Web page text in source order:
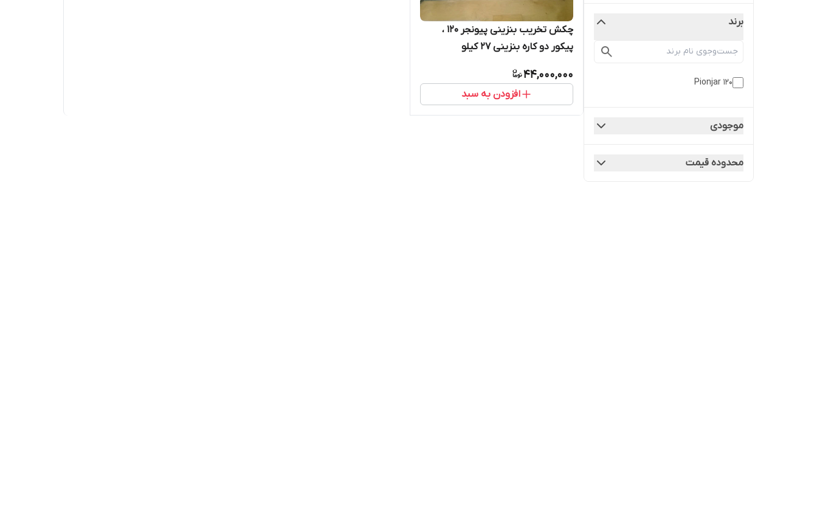
برند
Pionjar 120
موجودی
محدوده قیمت
چکش تخریب بنزینی پیونجر 120 ،
پیکور دو کاره بنزینی 27 کیلو
44,000,000
افزودن به سبد